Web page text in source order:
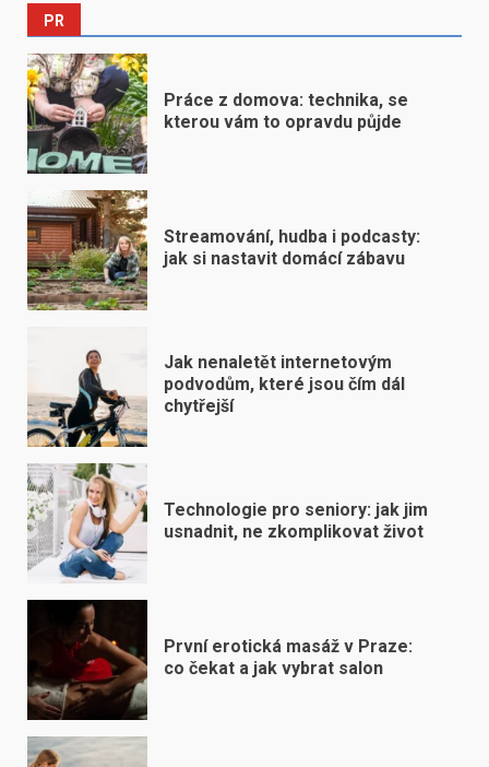
PR
Práce z domova: technika, se
kterou vám to opravdu půjde
Streamování, hudba i podcasty:
jak si nastavit domácí zábavu
Jak nenaletět internetovým
podvodům, které jsou čím dál
chytřejší
Technologie pro seniory: jak jim
usnadnit, ne zkomplikovat život
První erotická masáž v Praze:
co čekat a jak vybrat salon